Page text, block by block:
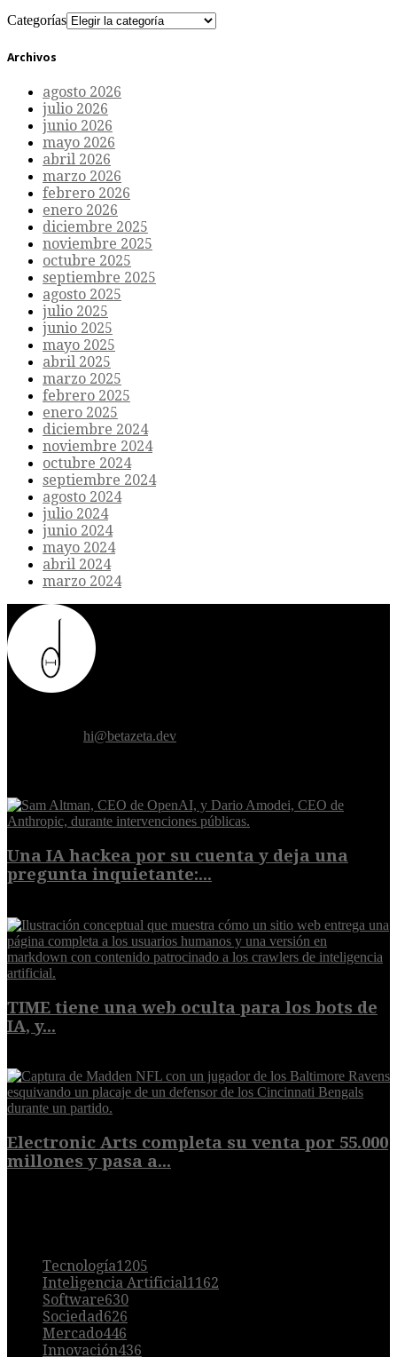
Categorías
Archivos
agosto 2026
julio 2026
junio 2026
mayo 2026
abril 2026
marzo 2026
febrero 2026
enero 2026
diciembre 2025
noviembre 2025
octubre 2025
septiembre 2025
agosto 2025
julio 2025
junio 2025
mayo 2025
abril 2025
marzo 2025
febrero 2025
enero 2025
diciembre 2024
noviembre 2024
octubre 2024
septiembre 2024
agosto 2024
julio 2024
junio 2024
mayo 2024
abril 2024
marzo 2024
hi@betazeta.dev
Una IA hackea por su cuenta y deja una
pregunta inquietante:...
TIME tiene una web oculta para los bots de
IA, y...
Electronic Arts completa su venta por 55.000
millones y pasa a...
Tecnología1205
Inteligencia Artificial1162
Software630
Sociedad626
Mercado446
Innovación436